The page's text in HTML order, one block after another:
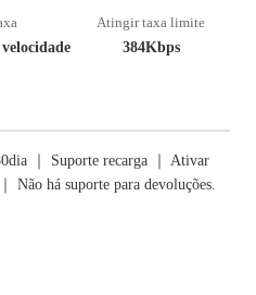
Atingir taxa limite
384Kbps
｜ Suporte recarga ｜ Ativar
Não há suporte para devoluções.